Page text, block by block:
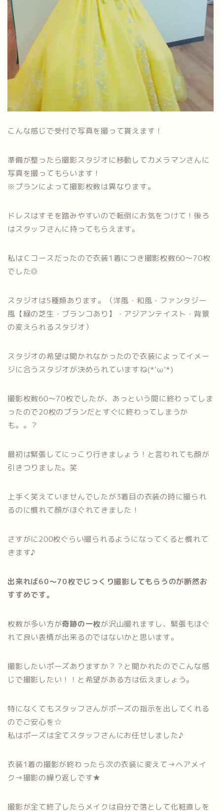
こんな感じで受付で写真を撮って貰えます！
準備が整ったら撮影スタジオに移動してカメラマンさんに
写真を撮ってもらいます！
※プランによって撮影枚数は異なります。
ドレスはすそを踏みやすいので転倒にお気をつけて！後ろ
はスタッフさんに持ってもらえます。
私はＣコースだったので衣装1着につき撮影枚数60～70枚
でした◎
スタジオは5種類あります。（洋風・和風・ファンタジー
風【緑の芝生・ブランコあり】・アジアンテイスト・背景
の変えられるスタジオ）
スタジオの希望は聞かれなかったので衣装によってイメー
ジに合うスタジオが決められていますね(*’ω’*)
撮影枚数60～70枚でしたが、あっという間に終わってしま
ったので20枚のプランだとすぐに終わってしまうか
も。。？
最初は緊張してにっこり行きましょう！と言われても顔が
引きつりました。笑
上手く笑えていませんでしたが3着目の衣装の時に撮られ
るのに慣れて顔がほぐれてきました！
さすがに200枚ぐらい撮られるようになってくると慣れて
きます♪
出来れば60～70枚でじっくり撮影してもらうのが断然お
すすめです。
枚数が多い方が奇跡の一枚が沢山撮れますし、緊張もほぐ
れて良い表情が出来るのではないかと思います。
撮影したいポーズありますか？？と聞かれたのでこんな感
じで撮影したい！！と希望がある方は伝えましょう。
特になくてもスタッフさんがポーズの指示を出してくれる
のでご安心を☆
私はポーズは全てスタッフさんにお任せしました♪
衣装1着の撮影が終わったら次の衣装に変えて→ヘアメイ
ク→撮影の繰り返しです★
撮影が全て終了したらメイクは自分で落として化粧直しを